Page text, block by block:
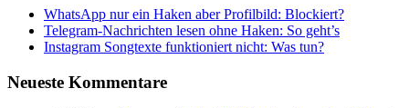
WhatsApp nur ein Haken aber Profilbild: Blockiert?
Telegram-Nachrichten lesen ohne Haken: So geht’s
Instagram Songtexte funktioniert nicht: Was tun?
Neueste Kommentare